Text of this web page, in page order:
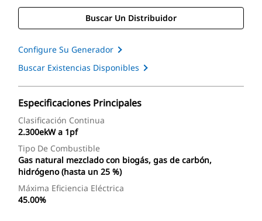
Buscar Un Distribuidor
Configure Su Generador
Buscar Existencias Disponibles
Especificaciones Principales
Clasificación Continua
2.300ekW a 1pf
Tipo De Combustible
Gas natural mezclado con biogás, gas de carbón,
hidrógeno (hasta un 25 %)
Máxima Eficiencia Eléctrica
45.00%